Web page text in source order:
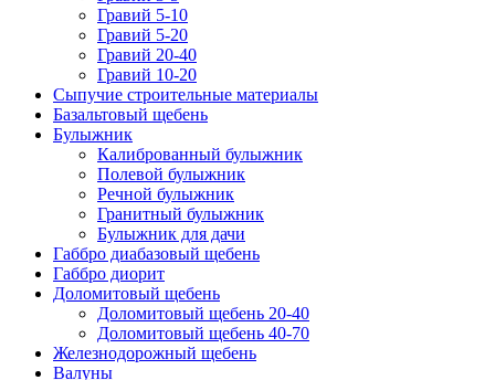
Гравий 5-10
Гравий 5-20
Гравий 20-40
Гравий 10-20
Сыпучие строительные материалы
Базальтовый щебень
Булыжник
Калиброванный булыжник
Полевой булыжник
Речной булыжник
Гранитный булыжник
Булыжник для дачи
Габбро диабазовый щебень
Габбро диорит
Доломитовый щебень
Доломитовый щебень 20-40
Доломитовый щебень 40-70
Железнодорожный щебень
Валуны